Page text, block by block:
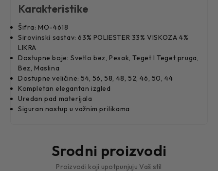
Karakteristike
Šifra: MO-4618
Sirovinski sastav: 63% POLIESTER 33% VISKOZA 4%
LIKRA
Dostupne boje: Svetlo bez, Pesak, Teget I Teget pruga,
Bez, Maslina
Dostupne veličine: 54, 56, 58, 48, 52, 46, 50, 44
Kompletan elegantan izgled
Uredan pad materijala
Siguran nastup u važnim prilikama
Srodni proizvodi
Proizvodi koji upotpunjuju Vaš stil